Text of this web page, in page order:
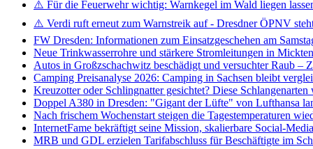
⚠️ Für die Feuerwehr wichtig: Warnkegel im Wald liegen
⚠️ Verdi ruft erneut zum Warnstreik auf - Dresdner ÖPNV
FW Dresden: Informationen zum Einsatzgeschehen am
Neue Trinkwasserrohre und stärkere Stromleitungen in
Autos in Großzschachwitz beschädigt und versuchter Raub –
Camping Preisanalyse 2026: Camping in Sachsen bleibt
Kreuzotter oder Schlingnatter gesichtet? Diese
Doppel A380 in Dresden: "Gigant der Lüfte" von Lufthansa
Nach frischem Wochenstart steigen die Tagestemperaturen
InternetFame bekräftigt seine Mission, skalierbare Social-
MRB und GDL erzielen Tarifabschluss für Beschäftigte im